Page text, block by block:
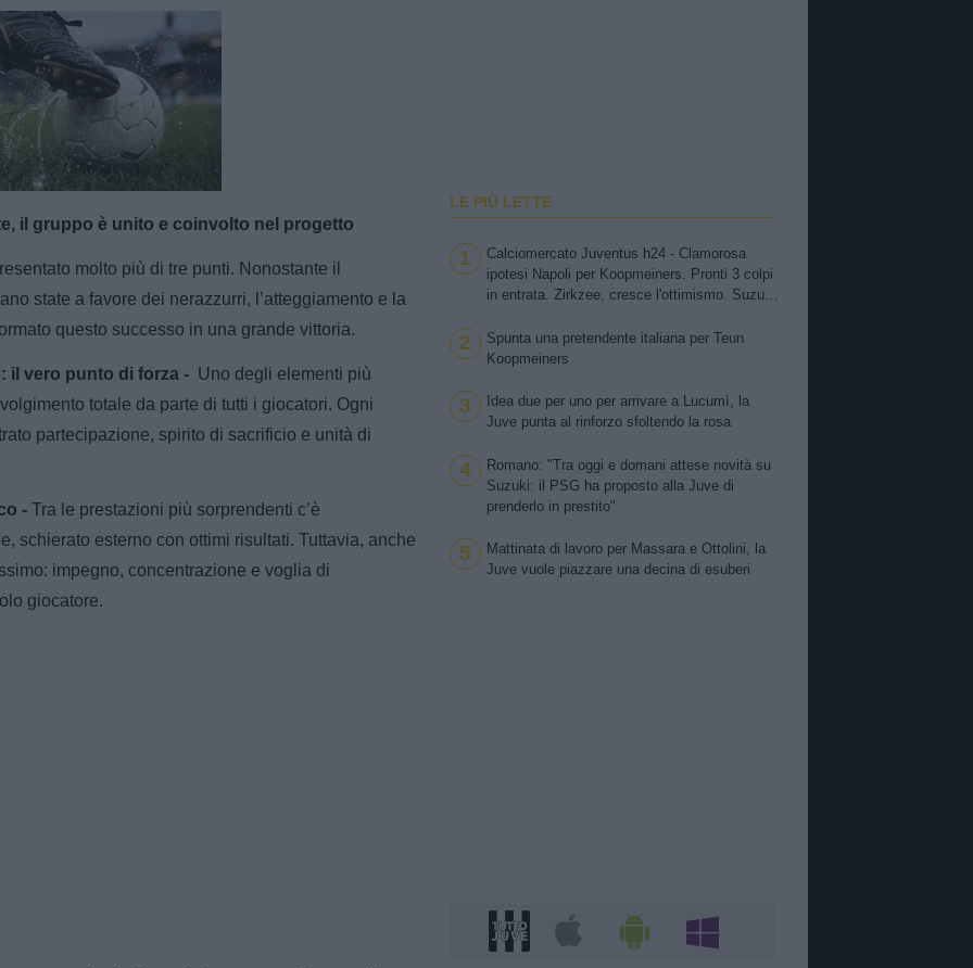
Loaded
100.00%
il gruppo è unito e coinvolto nel progetto
molto più di tre punti. Nonostante il
state a favore dei nerazzurri, l’atteggiamento e la
questo successo in una grande vittoria.
il vero punto di forza - Uno degli elementi più
totale da parte di tutti i giocatori. Ogni
partecipazione, spirito di sacrificio e unità di
- Tra le prestazioni più sorprendenti c’è
schierato esterno con ottimi risultati. Tuttavia, anche
impegno, concentrazione e voglia di
giocatore.
LE PIÙ LETTE
1
Calciomercato Juventus h24 - Clamorosa
ipotesi Napoli per Koopmeiners. Pronti 3 colpi
in entrata. Zirkzee, cresce l'ottimismo. Suzuki,
Kessiè? Cambiaso, futuro incerto. Nico-Inter,
pista fredda
2
Spunta una pretendente italiana per Teun
Koopmeiners
3
Idea due per uno per arrivare a Lucumì, la
Juve punta al rinforzo sfoltendo la rosa
4
Romano: "Tra oggi e domani attese novità su
Suzuki: il PSG ha proposto alla Juve di
prenderlo in prestito"
5
Mattinata di lavoro per Massara e Ottolini, la
Juve vuole piazzare una decina di esuberi